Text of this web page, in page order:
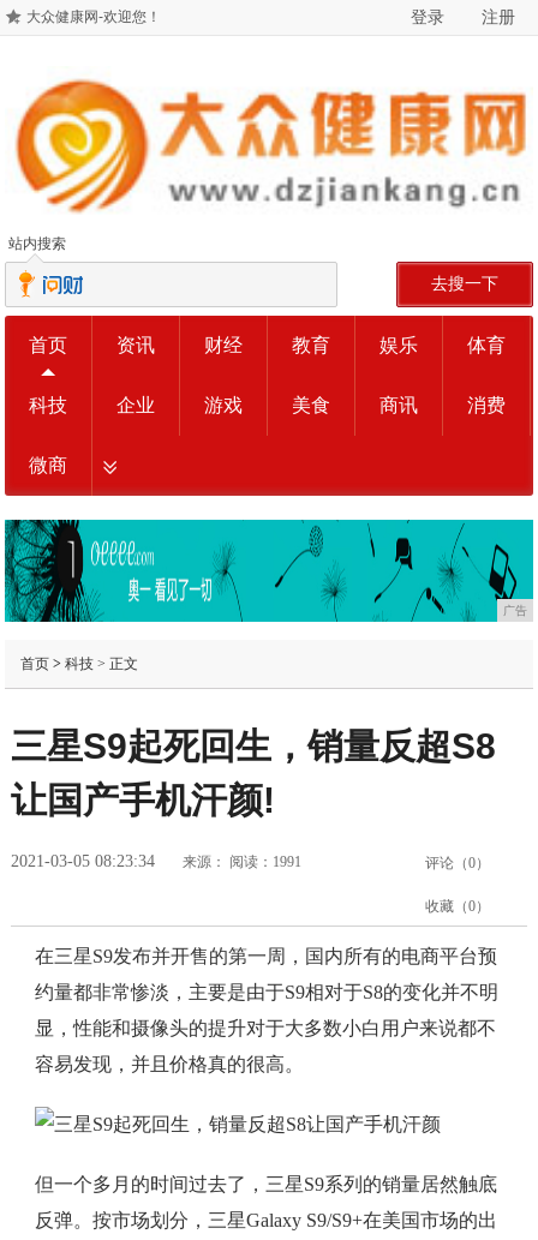
大众健康网-欢迎您！ 登录 注册
站内搜索
去搜一下
首页 资讯 财经 教育 娱乐 体育
科技 企业 游戏 美食 商讯 消费
微商
广告
首页> 科技> 正文
三星S9起死回生，销量反超S8
让国产手机汗颜!
2021-03-05 08:23:34 来源： 阅读：1991 评论（0）
收藏（0）
在三星S9发布并开售的第一周，国内所有的电商平台预
约量都非常惨淡，主要是由于S9相对于S8的变化并不明
显，性能和摄像头的提升对于大多数小白用户来说都不
容易发现，并且价格真的很高。
但一个多月的时间过去了，三星S9系列的销量居然触底
反弹。按市场划分，三星Galaxy S9/S9+在美国市场的出